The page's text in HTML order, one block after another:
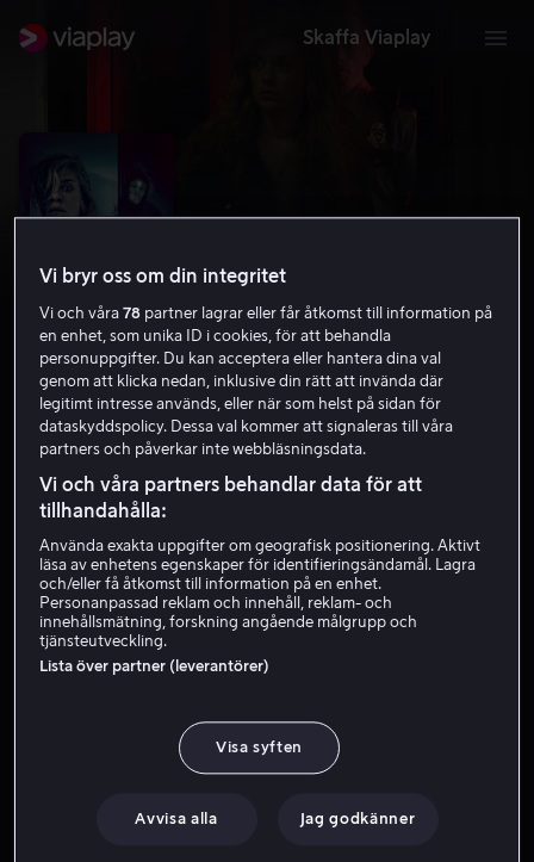
Skaffa Viaplay
Initiation
15 år
HD
Hyr 49 kr
Under nollningsveckan på Whiton University pågår
Under nollningsveckan på Whiton University pågår
hämningslöst festande och elaka initiationsriter. Men
idrottsstjärnor hittas mördad i sin studentkorridor.
Vi bryr oss om din integritet
Vi och våra78 partner lagrar eller får åtkomst till information på
en enhet, som unika ID i cookies, för att behandla
personuppgifter. Du kan acceptera eller hantera dina val
genom att klicka nedan, inklusive din rätt att invända där
legitimt intresse används, eller när som helst på sidan för
dataskyddspolicy. Dessa val kommer att signaleras till våra
partners och påverkar inte webbläsningsdata.
Vi och våra partners behandlar data för att
tillhandahålla:
Använda exakta uppgifter om geografisk positionering. Aktivt
läsa av enhetens egenskaper för identifieringsändamål. Lagra
och/eller få åtkomst till information på en enhet.
Personanpassad reklam och innehåll, reklam- och
innehållsmätning, forskning angående målgrupp och
tjänsteutveckling.
Lista över partner (leverantörer)
Visa syften
Avvisa alla Jag godkänner